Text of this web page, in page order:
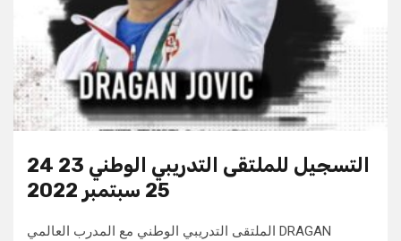
التسجيل للملتقى التدريبي الوطني 23 24
25 سبتمبر 2022
الملتقى التدريبي الوطني مع المدرب العالمي DRAGAN